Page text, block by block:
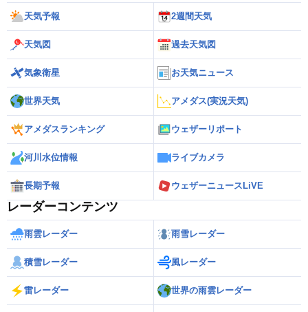
天気予報 2週間天気
天気図 過去天気図
気象衛星 お天気ニュース
世界天気 アメダス(実況天気)
アメダスランキング ウェザーリポート
河川水位情報 ライブカメラ
長期予報 ウェザーニュースLiVE
レーダーコンテンツ
雨雲レーダー 雨雪レーダー
積雪レーダー 風レーダー
雷レーダー 世界の雨雲レーダー